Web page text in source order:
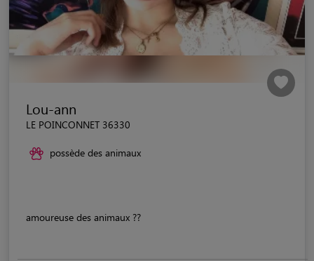
Lou-ann
LE POINCONNET 36330
possède des animaux
amoureuse des animaux ??